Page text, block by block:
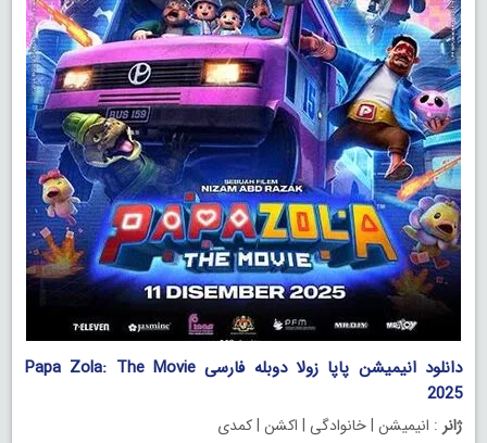
دانلود انیمیشن پاپا زولا دوبله فارسی Papa Zola: The Movie
2025
ژانر : انیمیشن | خانوادگی | اکشن | کمدی